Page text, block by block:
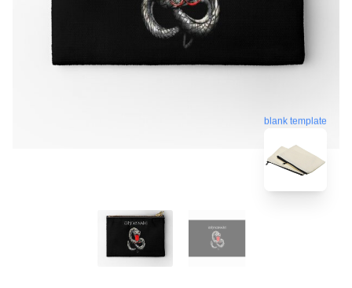
blank template